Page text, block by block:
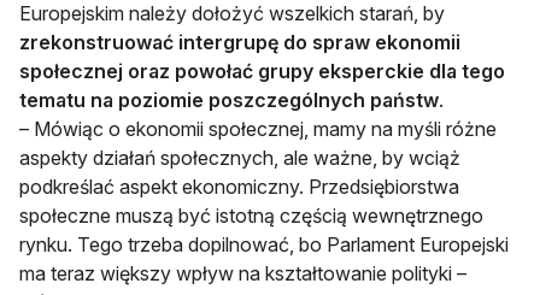
Europejskim należy dołożyć wszelkich starań, by
zrekonstruować intergrupę do spraw ekonomii
społecznej oraz powołać grupy eksperckie dla tego
tematu na poziomie poszczególnych państw.
– Mówiąc o ekonomii społecznej, mamy na myśli różne
aspekty działań społecznych, ale ważne, by wciąż
podkreślać aspekt ekonomiczny. Przedsiębiorstwa
społeczne muszą być istotną częścią wewnętrznego
rynku. Tego trzeba dopilnować, bo Parlament Europejski
ma teraz większy wpływ na kształtowanie polityki –